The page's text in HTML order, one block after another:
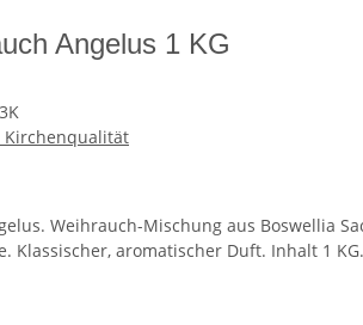
Angelus 1 KG
Kirchenqualität
Weihrauch-Mischung aus Boswellia
Klassischer, aromatischer Duft. Inhalt 1 KG.